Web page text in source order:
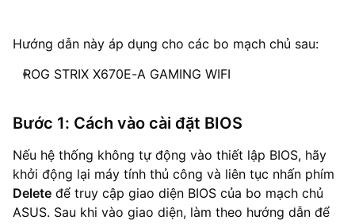
Hướng dẫn này áp dụng cho các bo mạch chủ sau:
ROG STRIX X670E-A GAMING WIFI
Bước 1: Cách vào cài đặt BIOS
Nếu hệ thống không tự động vào thiết lập BIOS, hãy
khởi động lại máy tính thủ công và liên tục nhấn phím
Delete để truy cập giao diện BIOS của bo mạch chủ
ASUS. Sau khi vào giao diện, làm theo hướng dẫn để